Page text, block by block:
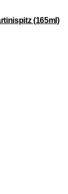
(165ml)